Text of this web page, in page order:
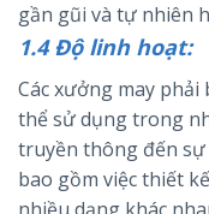
gần gũi và tự nhiên
1.4 Độ linh hoạt:
Các xưởng may
thể sử dụng trong
truyền thông đến sự
bao gồm việc thiết